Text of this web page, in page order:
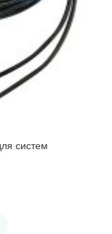
систем